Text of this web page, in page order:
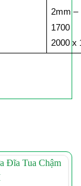
2mm –
1700
2000 x